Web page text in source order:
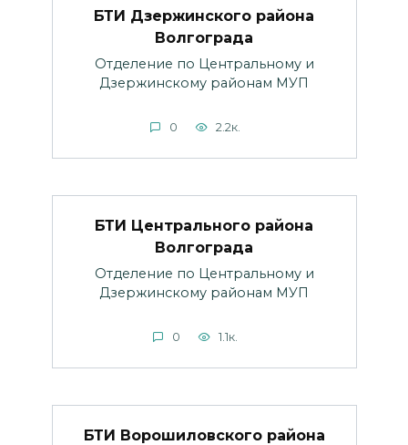
БТИ Дзержинского района
Волгограда
Отделение по Центральному и
Дзержинскому районам МУП
0 2.2к.
БТИ Центрального района
Волгограда
Отделение по Центральному и
Дзержинскому районам МУП
0 1.1к.
БТИ Ворошиловского района